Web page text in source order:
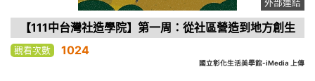
外部連結
【111中台灣社造學院】第一周：從社區營造到地方創生
觀看次數 1024
國立彰化生活美學館-iMedia 上傳